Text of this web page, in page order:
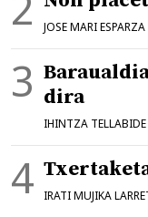
JOSE MARI
dira
IHINTZA
IRATI MUJIKA